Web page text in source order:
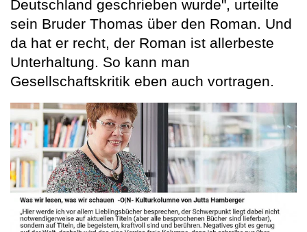
Deutschland geschrieben wurde", urteilte
sein Bruder Thomas über den Roman. Und
da hat er recht, der Roman ist allerbeste
Unterhaltung. So kann man
Gesellschaftskritik eben auch vortragen.